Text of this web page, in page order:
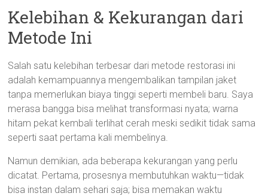
Kelebihan & Kekurangan dari
Metode Ini
Salah satu kelebihan terbesar dari metode restorasi ini
adalah kemampuannya mengembalikan tampilan jaket
tanpa memerlukan biaya tinggi seperti membeli baru. Saya
merasa bangga bisa melihat transformasi nyata; warna
hitam pekat kembali terlihat cerah meski sedikit tidak sama
seperti saat pertama kali membelinya.
Namun demikian, ada beberapa kekurangan yang perlu
dicatat. Pertama, prosesnya membutuhkan waktu—tidak
bisa instan dalam sehari saja; bisa memakan waktu